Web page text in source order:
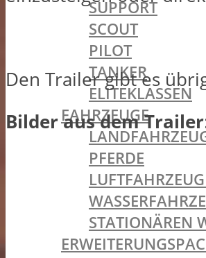
SUPPORT
SCOUT
PILOT
TANKER
ELITEKLASSEN
FAHRZEUGE
PFERDE
STATIONÄREN
Den Trailer gibt es
Bilder aus dem Trailer